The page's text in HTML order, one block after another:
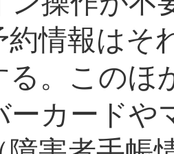
約情報はそ
る。このほ
ーカードや